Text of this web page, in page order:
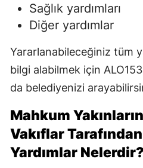
Sağlık yardımları
Diğer yardımlar
Yararlanabileceğiniz tüm
bilgi alabilmek için
da belediyenizi
Mahkum
Vakıflar
Yardımlar Nelerdir?